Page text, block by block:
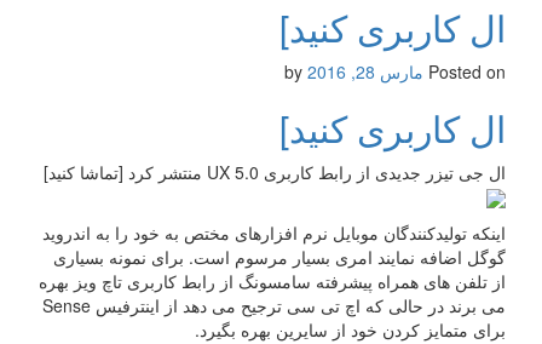
ال کاربری کنید]
Posted on مارس 28, 2016
ال کاربری کنید]
ال جی تیزر جدیدی از رابط کاربری UX 5.0 منتشر کرد [تماشا کنید]
اینکه تولیدکنندگان موبایل نرم افزارهای مختص به خود را به اندروید
گوگل اضافه نمایند امری بسیار مرسوم است. برای نمونه بسیاری
از تلفن های همراه پیشرفته سامسونگ از رابط کاربری تاچ ویز بهره
می برند در حالی که اچ تی سی ترجیح می دهد از اینترفیس Sense
برای متمایز کردن خود از سایرین بهره بگیرد.